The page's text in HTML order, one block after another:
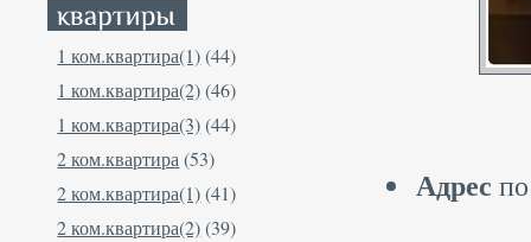
1 ком.квартира(1)(44)
1 ком.квартира(2)(46)
1 ком.квартира(3)(44)
2 ком.квартира (53)
2 ком.квартира(1)(41)
2 ком.квартира(2)(39)
Адрес